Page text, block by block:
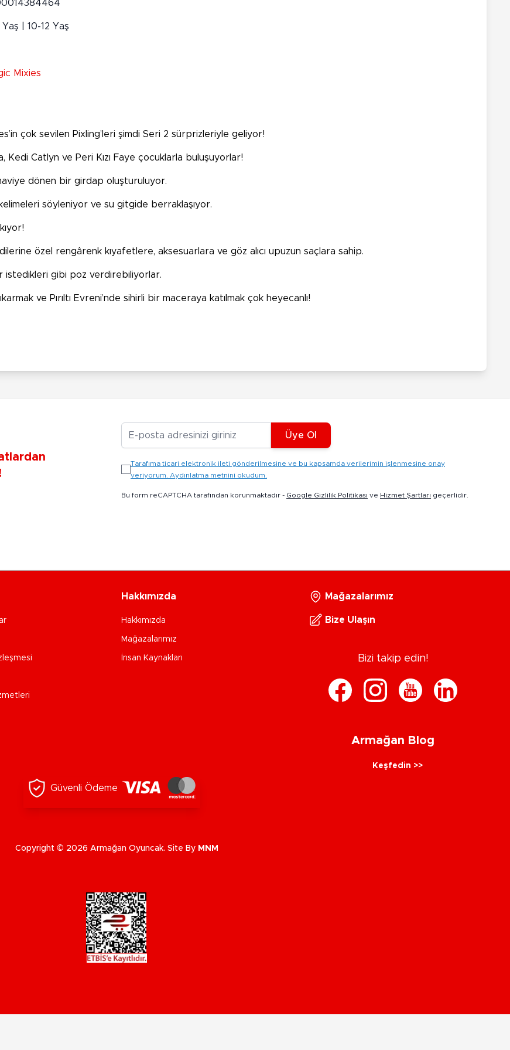
| 10-12 Yaş
Mixies
çok sevilen Pixling’leri şimdi Seri 2 sürprizleriyle geliyor!
Kedi Catlyn ve Peri Kızı Faye çocuklarla buluşuyorlar!
dönen bir girdap oluşturuluyor.
söyleniyor ve su gitgide berraklaşıyor.
özel rengârenk kıyafetlere, aksesuarlara ve göz alıcı upuzun saçlara sahip.
istedikleri gibi poz verdirebiliyorlar.
ve Pırıltı Evreni’nde sihirli bir maceraya katılmak çok heyecanlı!
E-posta Adresiniz
Üye Ol
Tarafıma ticari elektronik ileti gönderilmesine ve bu kapsamda verilerimin işlenmesine onay
veriyorum. Aydınlatma metnini okudum.
Bu form reCAPTCHA tarafından korunmaktadır - Google Gizlilik Politikası ve Hizmet Şartları geçerlidir.
Hakkımızda
Hakkımızda
Mağazalarımız
İnsan Kaynakları
Mağazalarımız
Bize Ulaşın
Bizi takip edin!
Armağan Blog
Keşfedin >>
Güvenli Ödeme
Copyright © 2026 Armağan Oyuncak. Site By MNM